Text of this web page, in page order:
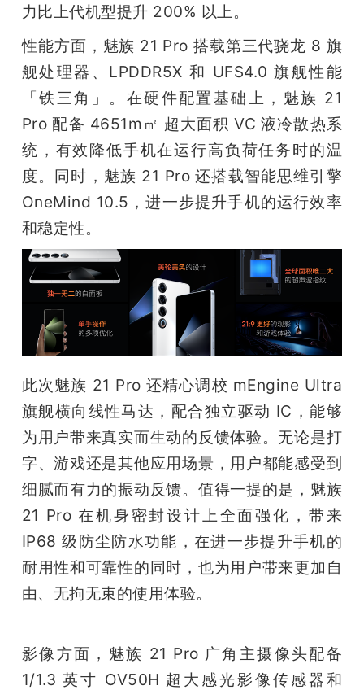
力比上代机型提升 200% 以上。
性能方面，魅族 21 Pro 搭载第三代骁龙 8 旗
舰处理器、LPDDR5X 和 UFS4.0 旗舰性能
「铁三角」。在硬件配置基础上，魅族 21
Pro 配备 4651m㎡ 超大面积 VC 液冷散热系
统，有效降低手机在运行高负荷任务时的温
度。同时，魅族 21 Pro 还搭载智能思维引擎
OneMind 10.5，进一步提升手机的运行效率
和稳定性。
此次魅族 21 Pro 还精心调校 mEngine Ultra
旗舰横向线性马达，配合独立驱动 IC，能够
为用户带来真实而生动的反馈体验。无论是打
字、游戏还是其他应用场景，用户都能感受到
细腻而有力的振动反馈。值得一提的是，魅族
21 Pro 在机身密封设计上全面强化，带来
IP68 级防尘防水功能，在进一步提升手机的
耐用性和可靠性的同时，也为用户带来更加自
由、无拘无束的使用体验。
影像方面，魅族 21 Pro 广角主摄像头配备
1/1.3 英寸 OV50H 超大感光影像传感器和